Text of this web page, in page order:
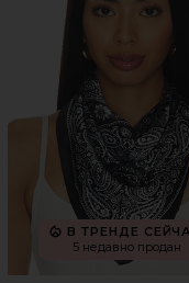
В ТРЕНДЕ
5 недавно продан